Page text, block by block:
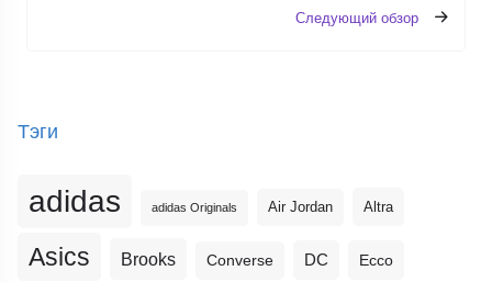
Следующий обзор
Тэги
adidas adidas Originals Air Jordan Altra
Asics Brooks Converse DC Ecco